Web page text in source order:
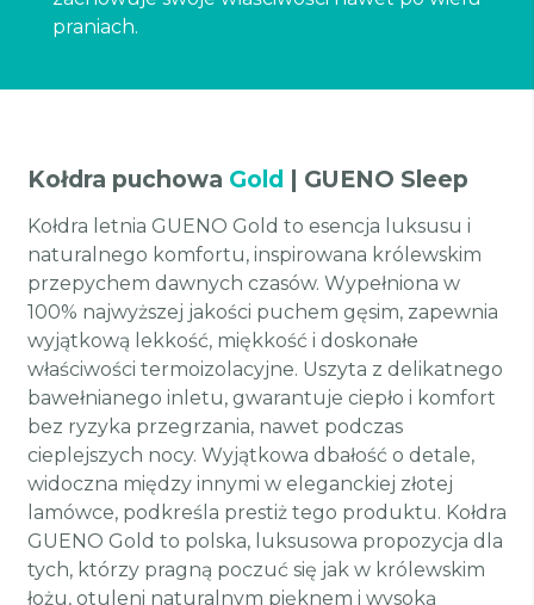
praniach.
Kołdra puchowa Gold | GUENO Sleep
Kołdra letnia GUENO Gold to esencja luksusu i
naturalnego komfortu, inspirowana królewskim
przepychem dawnych czasów. Wypełniona w
100% najwyższej jakości puchem gęsim, zapewnia
wyjątkową lekkość, miękkość i doskonałe
właściwości termoizolacyjne. Uszyta z delikatnego
bawełnianego inletu, gwarantuje ciepło i komfort
bez ryzyka przegrzania, nawet podczas
cieplejszych nocy. Wyjątkowa dbałość o detale,
widoczna między innymi w eleganckiej złotej
lamówce, podkreśla prestiż tego produktu. Kołdra
GUENO Gold to polska, luksusowa propozycja dla
tych, którzy pragną poczuć się jak w królewskim
łożu, otuleni naturalnym pięknem i wysoką